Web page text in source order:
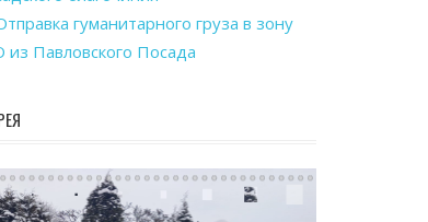
гуманитарного груза в зону
из Павловского Посада